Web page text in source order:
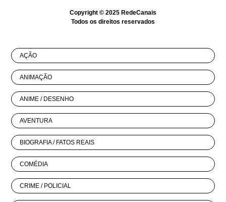
Copyright © 2025 RedeCanais
Todos os direitos reservados
AÇÃO
ANIMAÇÃO
ANIME / DESENHO
AVENTURA
BIOGRAFIA / FATOS REAIS
COMÉDIA
CRIME / POLICIAL